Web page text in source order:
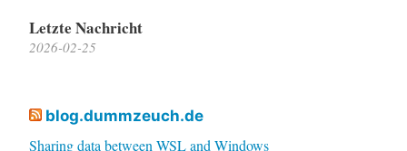
Letzte Nachricht
2026-02-25
blog.dummzeuch.de
Sharing data between WSL and Windows